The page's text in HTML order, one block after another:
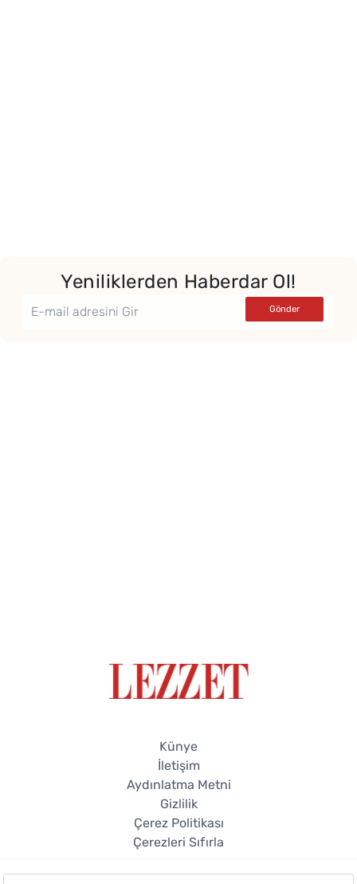
Yeniliklerden Haberdar Ol!
Künye
İletişim
Aydınlatma Metni
Gizlilik
Çerez Politikası
Çerezleri Sıfırla